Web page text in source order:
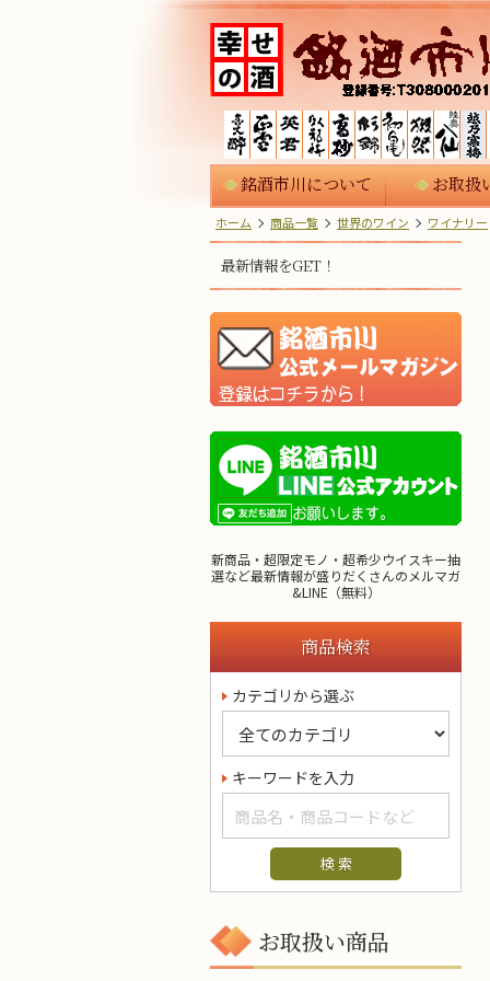
銘酒市川について お取扱
ホーム 商品一覧 世界のワイン ワイナリー
最新情報をGET！
新商品・超限定モノ・超希少ウイスキー抽
選など最新情報が盛りだくさんのメルマガ
&LINE（無料）
商品検索
カテゴリから選ぶ
キーワードを入力
お取扱い商品